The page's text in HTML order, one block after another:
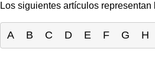
Los siguientes artículos
A B C D E F G H